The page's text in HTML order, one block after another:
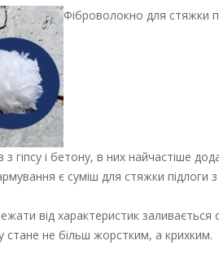
Фіброволокно для стяжки
гіпсу і бетону, в них найчастіше
є суміш для стяжки
від характеристик
стане не більш жорстким, а крихким.